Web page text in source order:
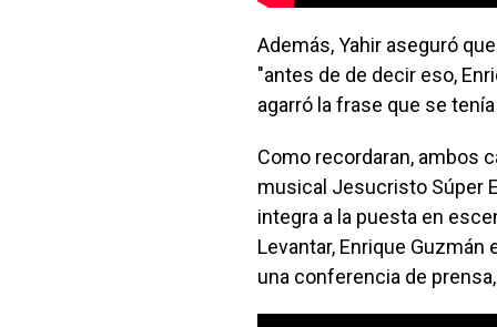
Además, Yahir aseguró
"antes de de decir eso,
agarró la frase que se
Como recordaran, ambos
musical Jesucristo Súper
integra a la puesta en
Levantar, Enrique
una conferencia de